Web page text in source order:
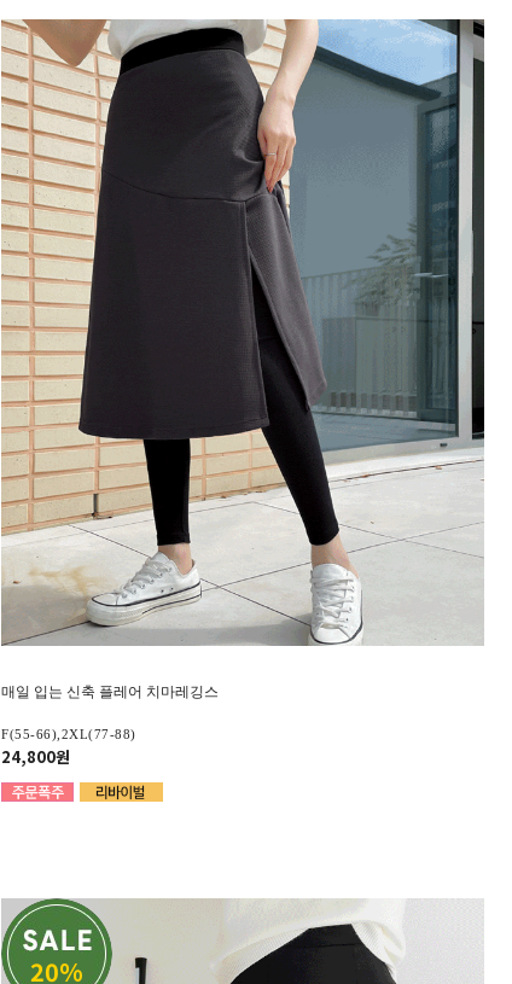
매일 입는 신축 플레어 치마레깅스
F(55-66),2XL(77-88)
24,800원
20%